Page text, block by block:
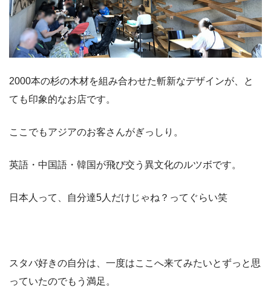
2000本の杉の木材を組み合わせた斬新なデザインが、と
ても印象的なお店です。
ここでもアジアのお客さんがぎっしり。
英語・中国語・韓国が飛び交う異文化のルツボです。
日本人って、自分達5人だけじゃね？ってぐらい笑
スタバ好きの自分は、一度はここへ来てみたいとずっと思
っていたのでもう満足。